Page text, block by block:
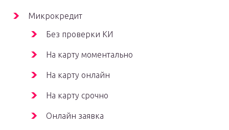
Микрокредит
Без проверки КИ
На карту моментально
На карту онлайн
На карту срочно
Онлайн заявка